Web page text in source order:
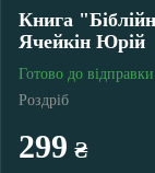
Книга
Ячейкін Юрій
Готово до відправки
Роздріб
299 ₴